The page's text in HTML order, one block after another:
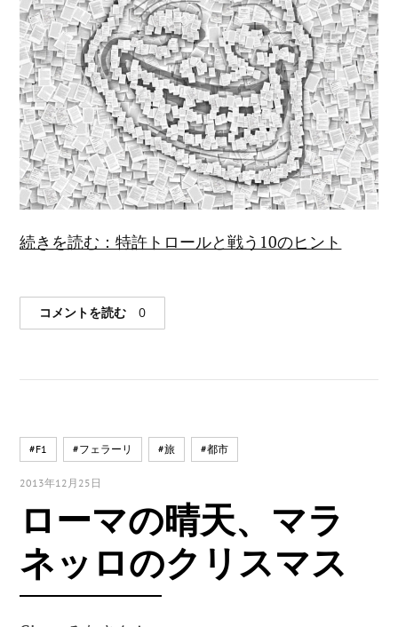
続きを読む：特許トロールと戦う10のヒント
コメントを読む 0
#F1 #フェラーリ #旅 #都市
2013年12月25日
ローマの晴天、マラ
ネッロのクリスマス